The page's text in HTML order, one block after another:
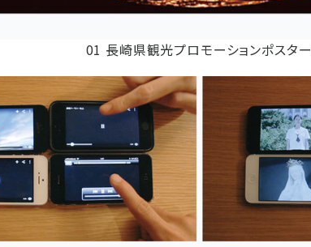
01 長崎県観光プロモーションポスター